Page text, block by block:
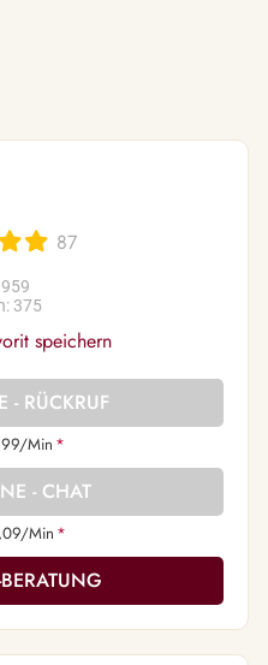
87
375
speichern
- RÜCKRUF
Min *
- CHAT
Min *